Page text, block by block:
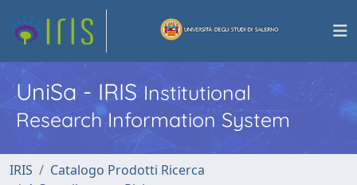
UniSa - IRISInstitutional
Research Information System
IRIS
Catalogo Prodotti Ricerca